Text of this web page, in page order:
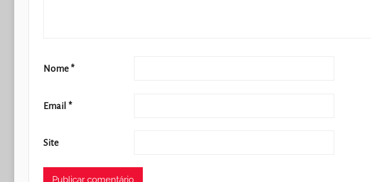
Nome *
Email *
Site